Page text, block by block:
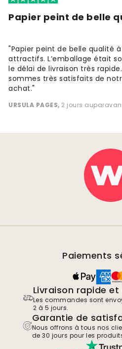
Papier peint de belle
"Papier peint de belle qualité
attractifs. L’emballage était
le délai de livraison très
sommes très satisfaits de
achat."
URSULA PAGES, 2 jours
Paiements
Livraison rapide
Les commandes sont
2 à 5 jours.
Garantie de
Nous offrons à tous nos
de 30 jours pour les